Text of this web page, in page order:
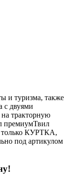
и туризма, также
с двуями
на тракторную
премиумТвил
только КУРТКА,
под артикулом